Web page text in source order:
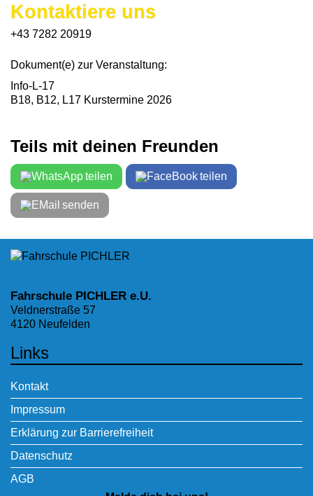
Kontaktiere uns
+43 7282 20919
Dokument(e) zur Veranstaltung:
Info-L-17
B18, B12, L17 Kurstermine 2026
Teils mit deinen Freunden
teilen teilen
senden
Fahrschule PICHLER e.U.
Veldnerstraße 57
4120 Neufelden
Links
Kontakt
Impressum
Erklärung zur Barrierefreiheit
Datenschutz
AGB